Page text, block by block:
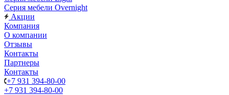
Серия мебели Overnight
Акции
Компания
О компании
Отзывы
Контакты
Партнеры
Контакты
+7 931 394-80-00
+7 931 394-80-00